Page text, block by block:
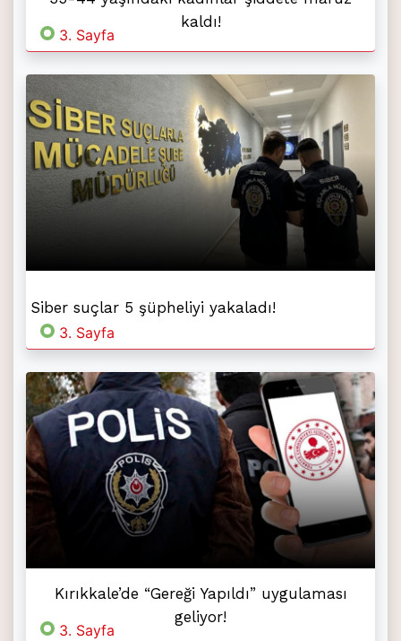
kaldı!
3. Sayfa
Siber suçlar 5 şüpheliyi yakaladı!
3. Sayfa
Kırıkkale’de “Gereği Yapıldı” uygulaması
geliyor!
3. Sayfa